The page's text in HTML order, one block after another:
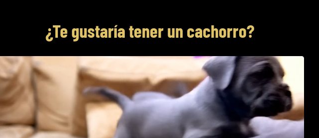
¿Te gustaría tener un cachorro?